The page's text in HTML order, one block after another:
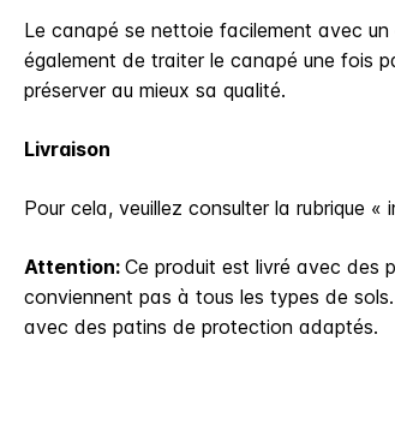
Le canapé se nettoie facilement avec
également de traiter le canapé une fois
préserver au mieux sa qualité.
Livraison
Pour cela, veuillez consulter la rubrique «
Attention: Ce produit est livré avec des
conviennent pas à tous les types de
avec des patins de protection adaptés.